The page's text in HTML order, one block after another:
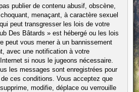
publier de contenu abusif, obscène,
menaçant, à caractère sexuel
peut transgresser les lois de votre
Des Bâtards » est hébergé ou les lois
peut vous mener à un bannissement
avec une notification à votre
si nous le jugeons nécessaire.
les messages sont enregistrées pour
ces conditions. Vous acceptez que
modifie, déplace ou verrouille